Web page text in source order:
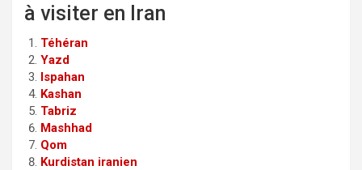
à visiter en Iran
Téhéran
Yazd
Ispahan
Kashan
Tabriz
Mashhad
Qom
Kurdistan iranien